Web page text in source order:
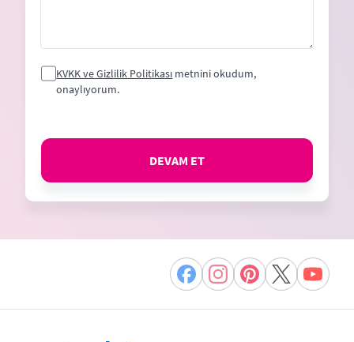
KVKK ve Gizlilik Politikası metnini okudum,
onaylıyorum.
DEVAM ET